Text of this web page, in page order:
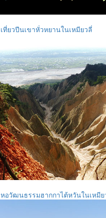
เที่ยวปีนเขาหั่วหยานในเหมียวลี่
หอวัฒนธรรมฮากกาไต้หวันในเหมี